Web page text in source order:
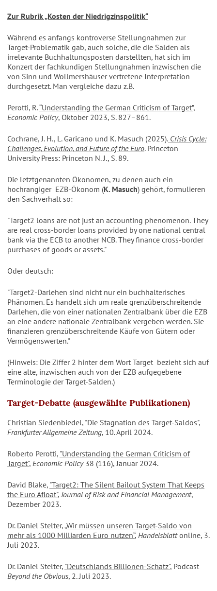
Zur Rubrik „Kosten der Niedrigzinspolitik“
Während es anfangs kontroverse Stellungnahmen zur
Target-Problematik gab, auch solche, die die Salden als
irrelevante Buchhaltungsposten darstellten, hat sich im
Konzert der fachkundigen Stellungnahmen inzwischen die
von Sinn und Wollmershäuser vertretene Interpretation
durchgesetzt. Man vergleiche dazu z.B.
Perotti, R.“Understanding the German Criticism of Target”,
Economic Policy, Oktober 2023, S. 827–861.
Cochrane, J. H., L. Garicano und K. Masuch (2025). Crisis Cycle:
Challenges, Evolution, and Future of the Euro. Princeton
University Press: Princeton N. J., S. 89.
Die letztgenannten Ökonomen, zu denen auch ein
hochrangiger EZB-Ökonom (K. Masuch) gehört, formulieren
den Sachverhalt so:
"Target2 loans are not just an accounting phenomenon. They
are real cross-border loans provided by one national central
bank via the ECB to another NCB. They finance cross-border
purchases of goods or assets."
Oder deutsch:
"Target2-Darlehen sind nicht nur ein buchhalterisches
Phänomen. Es handelt sich um reale grenzüberschreitende
Darlehen, die von einer nationalen Zentralbank über die EZB
an eine andere nationale Zentralbank vergeben werden. Sie
finanzieren grenzüberschreitende Käufe von Gütern oder
Vermögenswerten."
(Hinweis: Die Ziffer 2 hinter dem Wort Target bezieht sich auf
eine alte, inzwischen auch von der EZB aufgegebene
Terminologie der Target-Salden.)
Target-Debatte (ausgewählte Publikationen)
Christian Siedenbiedel, "Die Stagnation des Target-Saldos",
Frankfurter Allgemeine Zeitung, 10. April 2024.
Roberto Perotti, "Understanding the German Criticism of
Target", Economic Policy38 (116), Januar 2024.
David Blake, "Target2: The Silent Bailout System That Keeps
the Euro Afloat",Journal of Risk and Financial Management,
Dezember 2023.
Dr. Daniel Stelter,„Wir müssen unseren Target-Saldo von
mehr als 1000 Milliarden Euro nutzen“, Handelsblattonline, 3.
Juli 2023.
Dr. Daniel Stelter, "Deutschlands Billionen-Schatz", Podcast
Beyond the Obvious, 2. Juli 2023.